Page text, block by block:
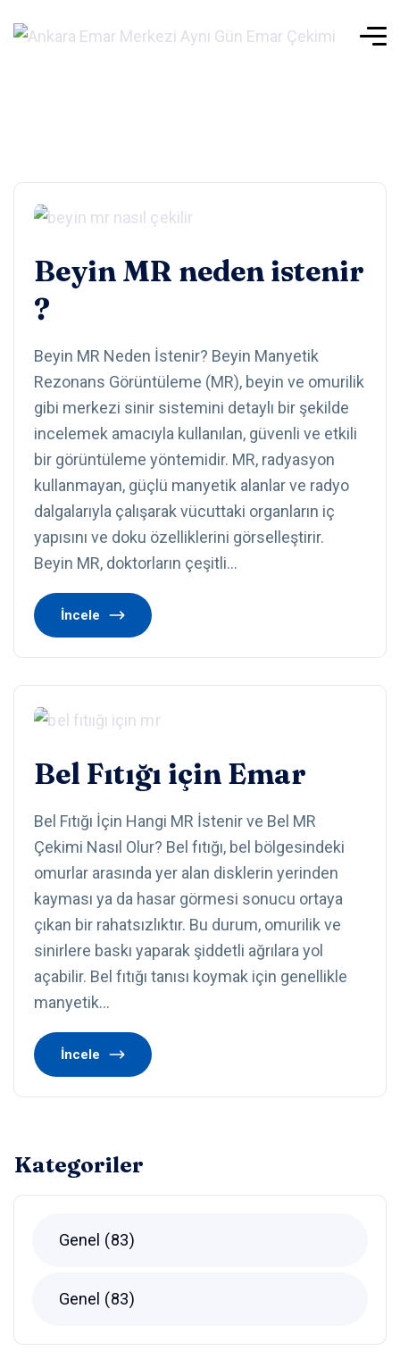
Beyin MR neden istenir
?
Beyin MR Neden İstenir? Beyin Manyetik
Rezonans Görüntüleme (MR), beyin ve omurilik
gibi merkezi sinir sistemini detaylı bir şekilde
incelemek amacıyla kullanılan, güvenli ve etkili
bir görüntüleme yöntemidir. MR, radyasyon
kullanmayan, güçlü manyetik alanlar ve radyo
dalgalarıyla çalışarak vücuttaki organların iç
yapısını ve doku özelliklerini görselleştirir.
Beyin MR, doktorların çeşitli…
İncele
Bel Fıtığı için Emar
Bel Fıtığı İçin Hangi MR İstenir ve Bel MR
Çekimi Nasıl Olur? Bel fıtığı, bel bölgesindeki
omurlar arasında yer alan disklerin yerinden
kayması ya da hasar görmesi sonucu ortaya
çıkan bir rahatsızlıktır. Bu durum, omurilik ve
sinirlere baskı yaparak şiddetli ağrılara yol
açabilir. Bel fıtığı tanısı koymak için genellikle
manyetik…
İncele
Kategoriler
Genel 83
Genel 83